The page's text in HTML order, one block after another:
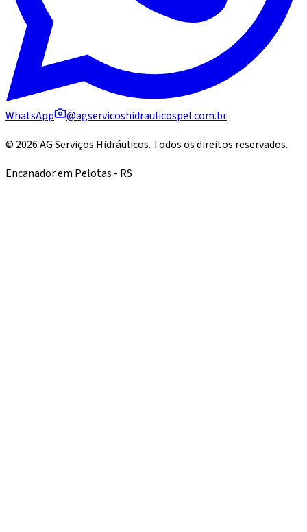
WhatsApp
@agservicoshidraulicospel.com.br
© 2026AG Serviços Hidráulicos. Todos os direitos reservados.
Encanador em Pelotas - RS